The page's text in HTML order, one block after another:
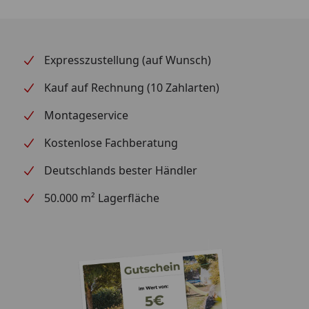
STAHLQUALITÄT
Der Stahl X55CrMo14 stellt das Herzstück der Serie
dar. Die lasergeprüfte Schneide gewährleistet einen
scharfen Anschliff und somit eine gleichmäßig gute
Schneidleistung. So schneidest du sauber und
wertvolle Inhaltsstoffe und Aromen deiner
Lebensmittel erhalten.
Der Vollkunststoffgriff ist optimal an die Hand
angepasst. Durch den weicheren Kunststoffgriff hast
du ein angenehmes Gefühl beim Schneiden und der
Expresszustellung (auf Wunsch)
Kauf auf Rechnung (10 Zahlarten)
Montageservice
Kostenlose Fachberatung
Deutschlands bester Händler
50.000 m² Lagerfläche